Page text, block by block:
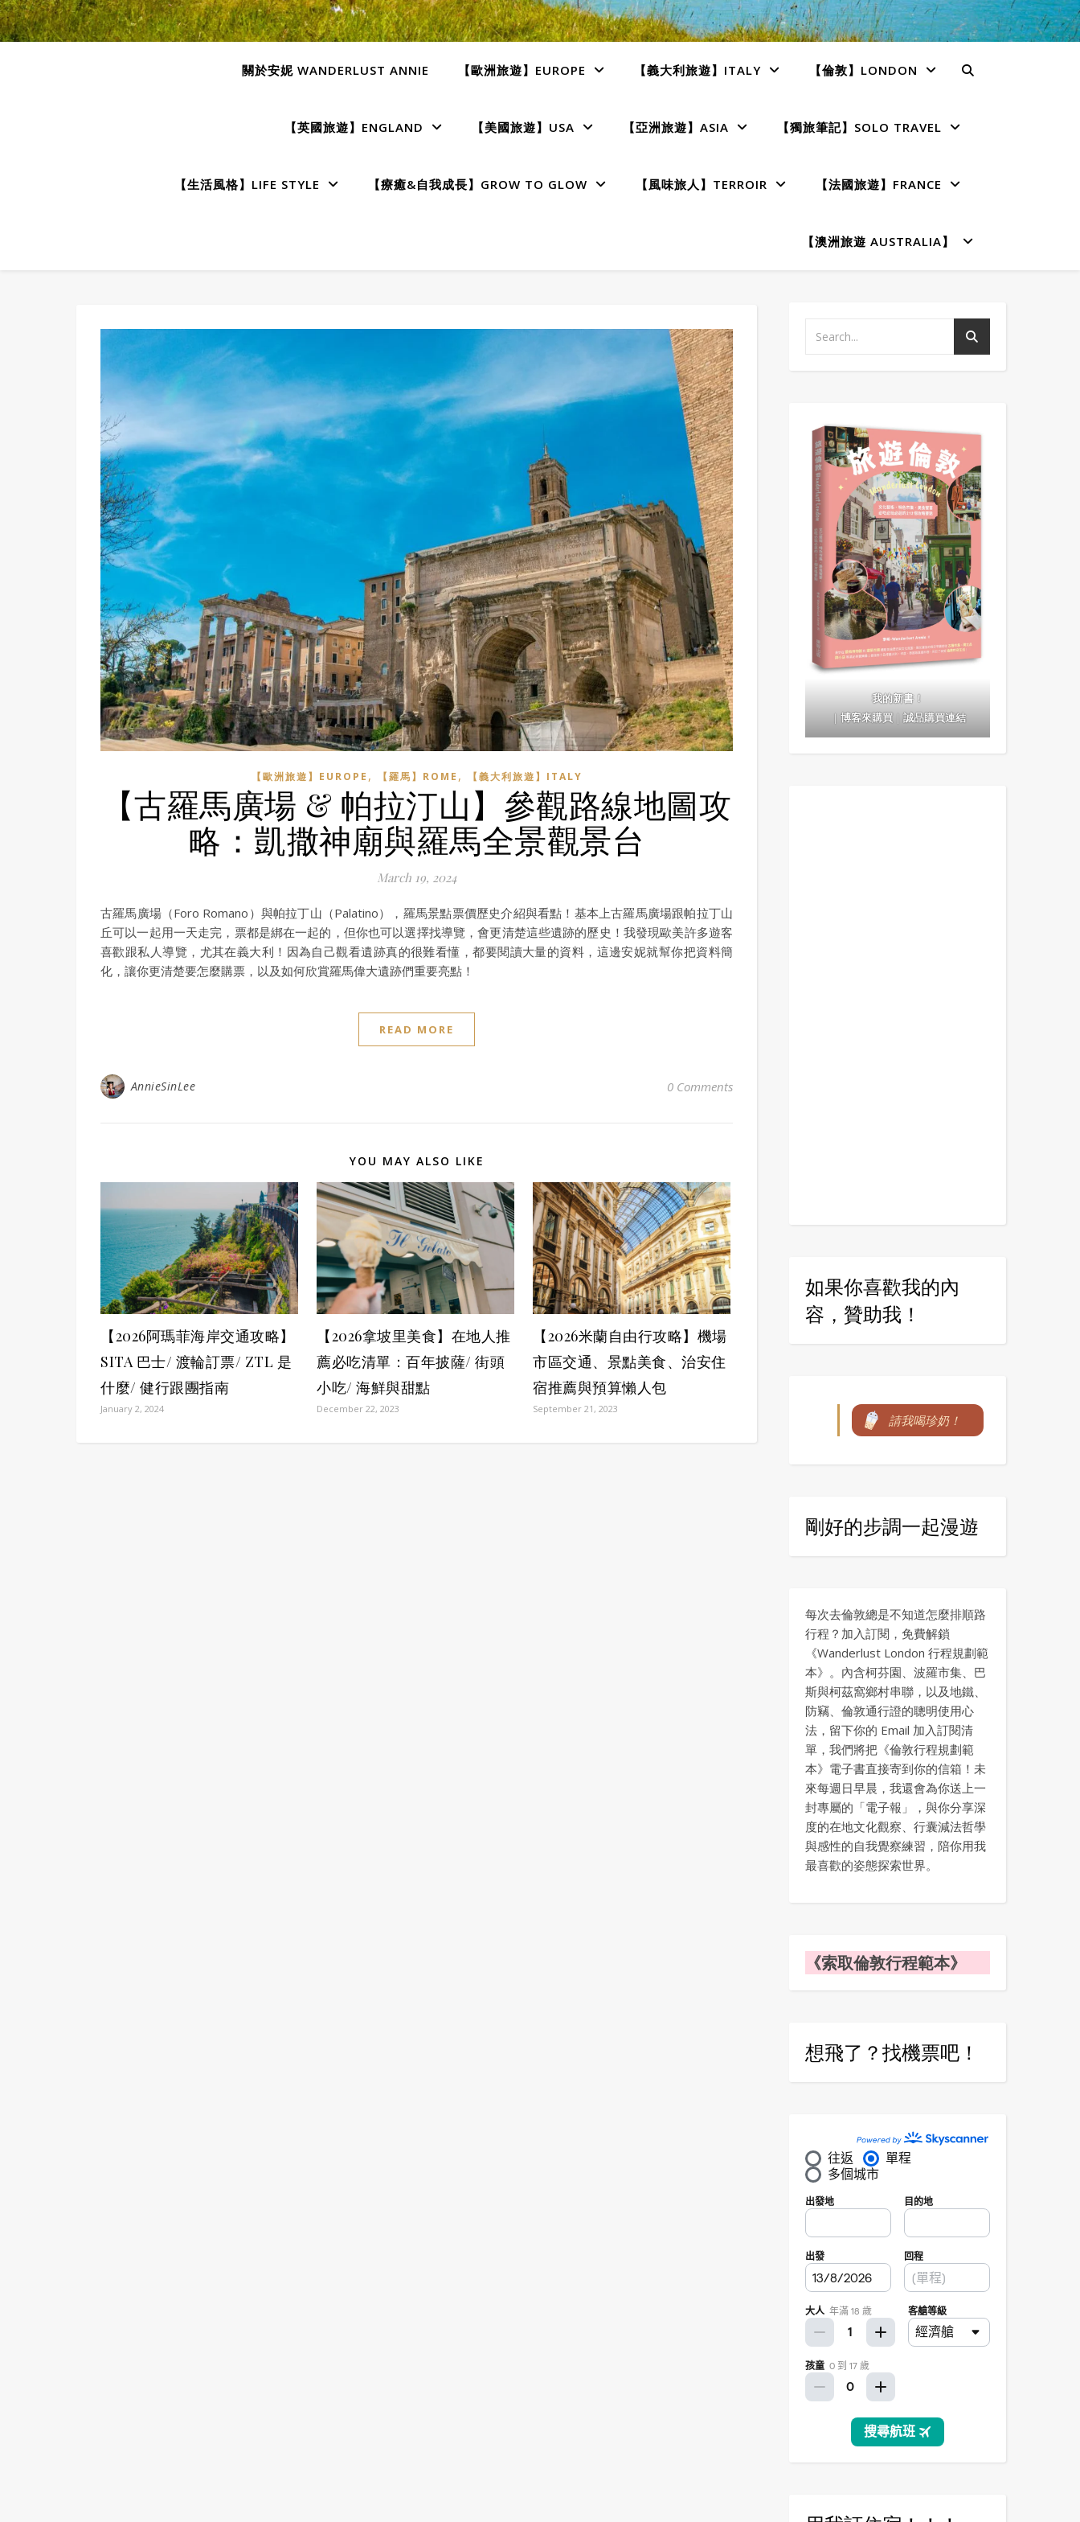
關於安妮 WANDERLUST ANNIE 【歐洲旅遊】EUROPE 【義大利旅遊】ITALY 【倫敦】LONDON
【英國旅遊】ENGLAND 【美國旅遊】USA 【亞洲旅遊】ASIA 【獨旅筆記】SOLO TRAVEL
【生活風格】LIFE STYLE 【療癒&自我成長】GROW TO GLOW 【風味旅人】TERROIR 【法國旅遊】FRANCE
【澳洲旅遊 AUSTRALIA】
【歐洲旅遊】EUROPE , 【羅馬】ROME , 【義大利旅遊】ITALY
【古羅馬廣場 & 帕拉汀山】參觀路線地圖攻
略：凱撒神廟與羅馬全景觀景台
March 19, 2024
古羅馬廣場（Foro Romano）與帕拉丁山（Palatino），羅馬景點票價歷史介紹與看點！基本上古羅馬廣場跟帕拉丁山
丘可以一起用一天走完，票都是綁在一起的，但你也可以選擇找導覽，會更清楚這些遺跡的歷史！我發現歐美許多遊客
喜歡跟私人導覽，尤其在義大利！因為自己觀看遺跡真的很難看懂，都要閱讀大量的資料，這邊安妮就幫你把資料簡
化，讓你更清楚要怎麼購票，以及如何欣賞羅馬偉大遺跡們重要亮點！
READ MORE
AnnieSinLee 0 Comments
YOU MAY ALSO LIKE
【2026阿瑪菲海岸交通攻略】
SITA 巴士/ 渡輪訂票/ ZTL 是
什麼/ 健行跟團指南
January 2, 2024
【2026拿坡里美食】在地人推
薦必吃清單：百年披薩/ 街頭
小吃/ 海鮮與甜點
December 22, 2023
【2026米蘭自由行攻略】機場
市區交通、景點美食、治安住
宿推薦與預算懶人包
September 21, 2023
我的新書！
｜博客來購買｜誠品購買連結
如果你喜歡我的內
容，贊助我！
請我喝珍奶！
剛好的步調一起漫遊
每次去倫敦總是不知道怎麼排順路
行程？加入訂閱，免費解鎖
《Wanderlust London 行程規劃範
本》。內含柯芬園、波羅市集、巴
斯與柯茲窩鄉村串聯，以及地鐵、
防竊、倫敦通行證的聰明使用心
法，留下你的 Email 加入訂閱清
單，我們將把《倫敦行程規劃範
本》電子書直接寄到你的信箱！未
來每週日早晨，我還會為你送上一
封專屬的「電子報」，與你分享深
度的在地文化觀察、行囊減法哲學
與感性的自我覺察練習，陪你用我
最喜歡的姿態探索世界。
《索取倫敦行程範本》
想飛了？找機票吧！